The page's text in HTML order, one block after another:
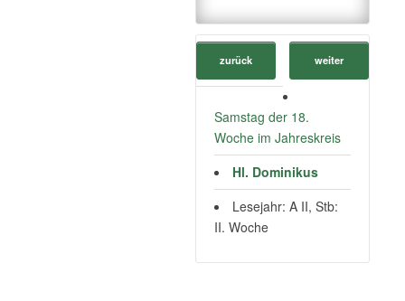
zurück weiter
Samstag der 18.
Woche im Jahreskreis
Hl. Dominikus
Lesejahr: A II, Stb:
II. Woche